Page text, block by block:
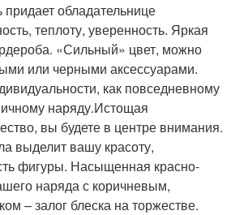
придает обладательнице
теплоту, уверенность. Яркая
«Сильный» цвет, можно
или черными аксессуарами.
как повседневному
наряду.Истощая
вы будете в центре внимания.
выделит вашу красоту,
фигуры. Насыщенная красно-
наряда с коричневым,
– залог блеска на торжестве.